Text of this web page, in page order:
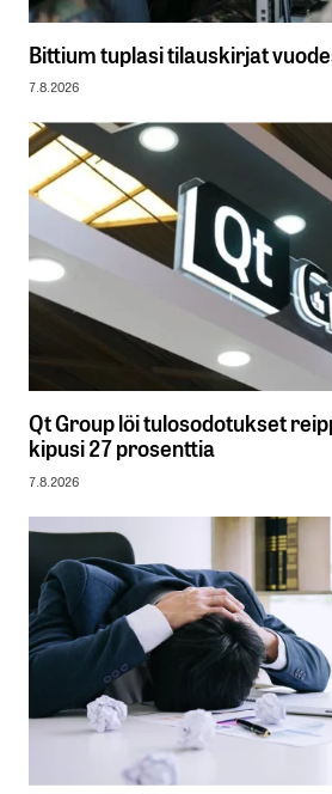
Bittium tuplasi tilauskirjat
7.8.2026
Qt Group löi tulosodotukset
kipusi 27 prosenttia
7.8.2026